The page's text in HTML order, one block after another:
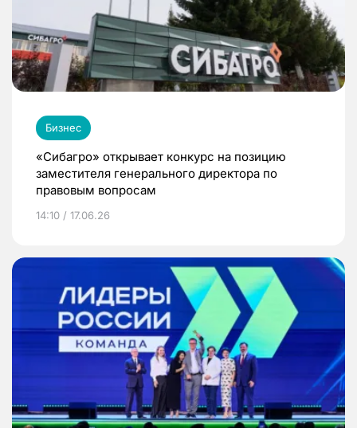
Бизнес
«Сибагро» открывает конкурс на позицию
заместителя генерального директора по
правовым вопросам
14:10 / 17.06.26